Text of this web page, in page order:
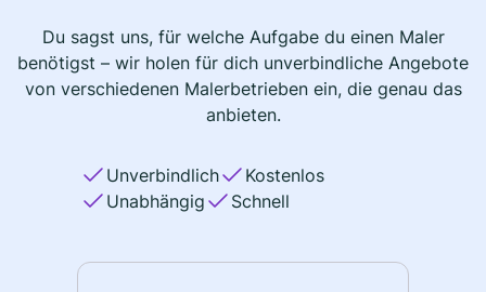
Du sagst uns, für welche Aufgabe du einen Maler
benötigst – wir holen für dich unverbindliche Angebote
von verschiedenen Malerbetrieben ein, die genau das
anbieten.
Unverbindlich
Kostenlos
Unabhängig
Schnell